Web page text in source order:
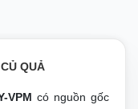
QUẢ
VPMcó nguồn gốc